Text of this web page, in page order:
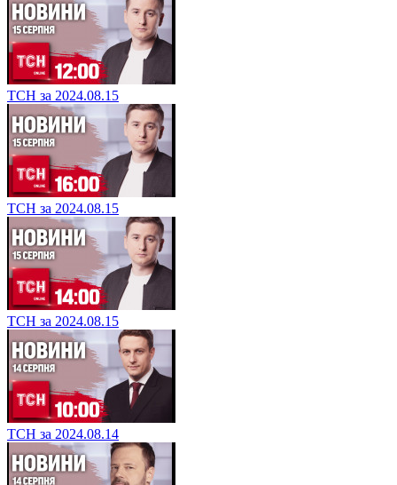
ТСН за 2024.08.15
ТСН за 2024.08.15
ТСН за 2024.08.15
ТСН за 2024.08.14